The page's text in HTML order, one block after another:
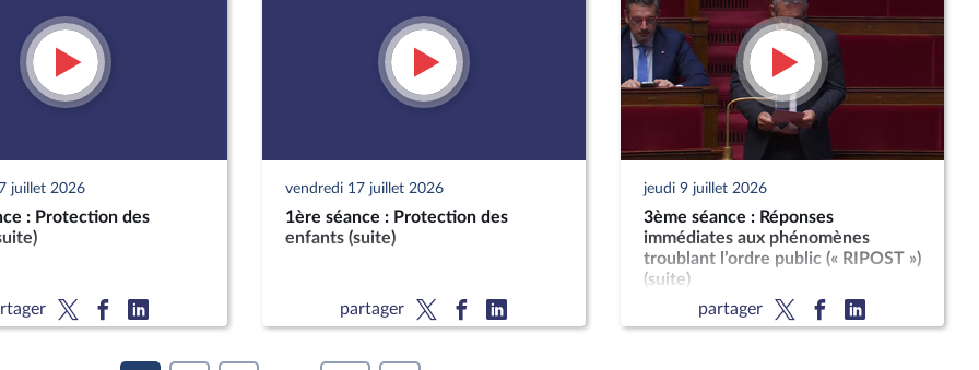
juillet 2026
: Protection des
vendredi 17 juillet 2026
1ère séance : Protection des
enfants (suite)
partager
jeudi 9 juillet 2026
3ème séance : Réponses
immédiates aux phénomènes
troublant l’ordre public (« RIPOST »)
(suite)
partager